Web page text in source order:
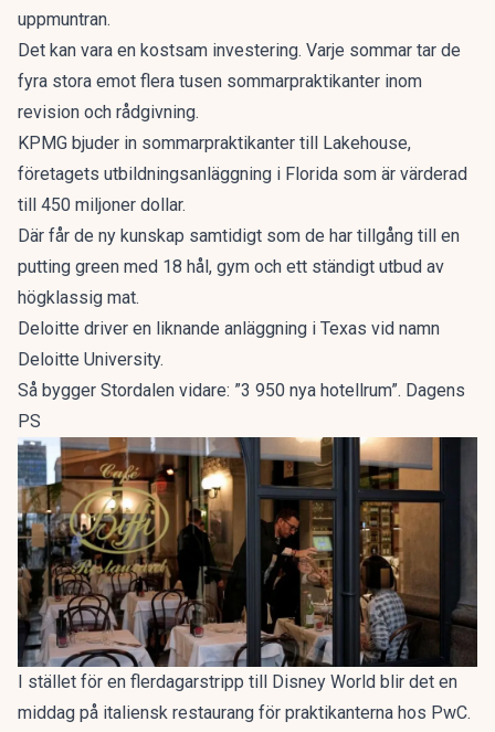
uppmuntran.
Det kan vara en kostsam investering. Varje sommar tar de
fyra stora emot flera tusen sommarpraktikanter inom
revision och rådgivning.
KPMG bjuder in sommarpraktikanter till Lakehouse,
företagets utbildningsanläggning i Florida som är värderad
till 450 miljoner dollar.
Där får de ny kunskap samtidigt som de har tillgång till en
putting green med 18 hål, gym och ett ständigt utbud av
högklassig mat.
Deloitte driver en liknande anläggning i Texas vid namn
Deloitte University.
Så bygger Stordalen vidare: ”3 950 nya hotellrum”. Dagens
PS
I stället för en flerdagarstripp till Disney World blir det en
middag på italiensk restaurang för praktikanterna hos PwC.